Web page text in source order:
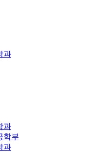
과
과
학부
과